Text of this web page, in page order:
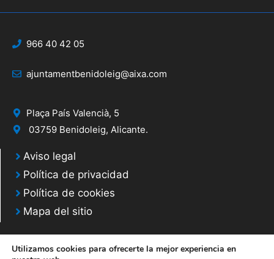
966 40 42 05
ajuntamentbenidoleig@aixa.com
Plaça País Valencià, 5
03759 Benidoleig, Alicante.
Aviso legal
Política de privacidad
Política de cookies
Mapa del sitio
Utilizamos cookies para ofrecerte la mejor experiencia en